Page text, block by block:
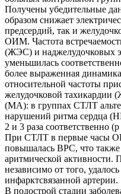
Получены убедительные
образом снижает
предсердий, так и
ОИМ. Частота
(ЖЭС) и наджелудочковых
уменьшилась
более выраженная
относительной частоты
желудочковой тахикардии
(МА): в группах СТЛТ
нарушений ритма сердца
2 и 3 раза соответственно
При СТЛТ в первые часы
повышалась ВРС, что
аритмической активности.
независимо от того,
инфарктсвязанной артерии.
В подострой стадии